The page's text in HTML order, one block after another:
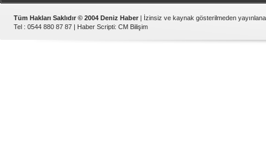
Tüm Hakları Saklıdır © 2004 Deniz Haber | İzinsiz ve kaynak gösterilmeden
Tel : 0544 880 87 87 | Haber Scripti: CM Bilişim